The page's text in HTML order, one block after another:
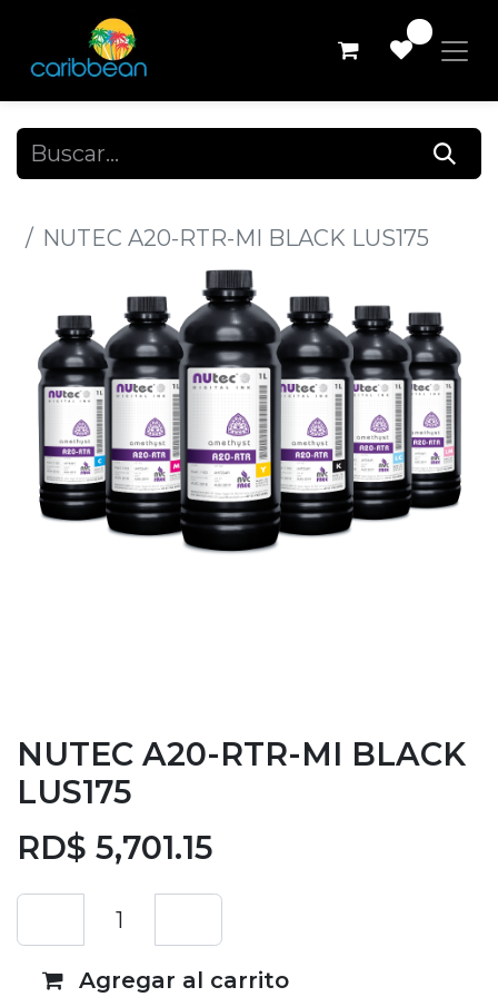
NUTEC A20-RTR-MI BLACK LUS175
NUTEC A20-RTR-MI BLACK
LUS175
RD$ 5,701.15
Agregar al carrito